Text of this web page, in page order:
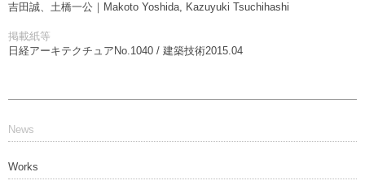
吉田誠、土橋一公｜Makoto Yoshida, Kazuyuki Tsuchihashi
掲載紙等
日経アーキテクチュアNo.1040 / 建築技術2015.04
News
Works